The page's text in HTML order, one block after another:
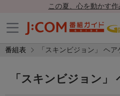
この夏、心を動かす
番組表 「スキンビジョン」 ヘア
「スキンビジョン」